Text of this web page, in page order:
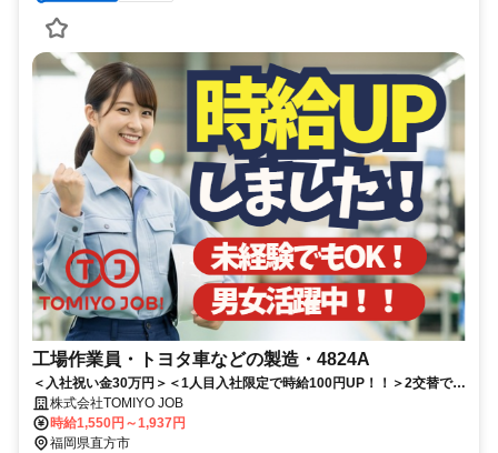
工場作業員・トヨタ車などの製造・4824A
＜入社祝い金30万円＞＜1人目入社限定で時給100円UP！！＞2交替で稼
げる✨うれしいワンルーム寮完備！全国どこからでも応募OK！
株式会社TOMIYO JOB
時給1,550円～1,937円
福岡県直方市